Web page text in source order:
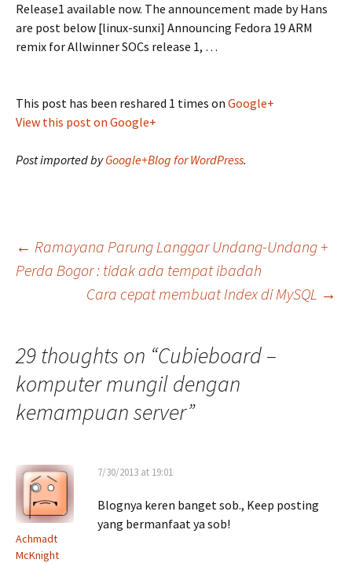
Release1 available now. The announcement made by Hans
are post below [linux-sunxi] Announcing Fedora 19 ARM
remix for Allwinner SOCs release 1, …
This post has been reshared 1 times on Google+
View this post on Google+
Post imported byGoogle+Blog for WordPress.
Post
navigation
← Ramayana Parung Langgar Undang-Undang +
Perda Bogor : tidak ada tempat ibadah
Cara cepat membuat Index di MySQL →
29 thoughts on “Cubieboard –
komputer mungil dengan
kemampuan server”
Achmadt
McKnight
7/30/2013 at 19:01
Blognya keren banget sob., Keep posting
yang bermanfaat ya sob!